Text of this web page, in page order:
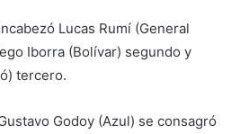
Lucas Rumí (General
Iborra (Bolívar) segundo y
tercero.
Godoy (Azul) se consagró